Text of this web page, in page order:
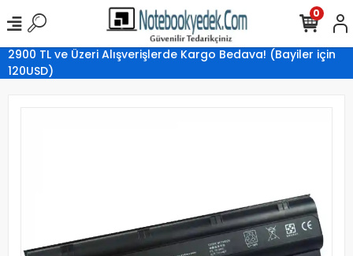
2900 TL ve Üzeri Alışverişlerde Kargo Bedava! (Bayiler için
120USD)
0